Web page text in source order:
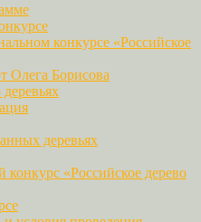
конкурсе «Российское
Олега Борисова
деревьях
«Российское дерево